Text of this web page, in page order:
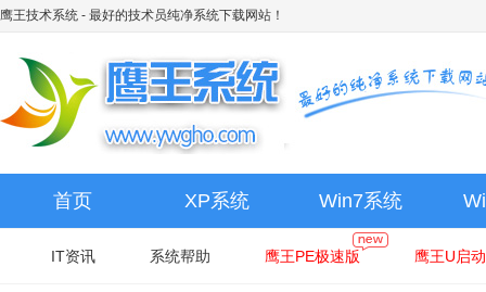
鹰王技术系统 - 最好的技术员纯净系统下载网站！
首页 XP系统 Win7系统
IT资讯 系统帮助 鹰王PE极速版 鹰王U启